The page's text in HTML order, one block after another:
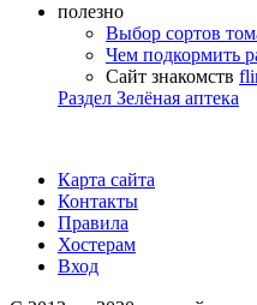
полезно
Выбор сортов
Чем подкормить
Сайт знакомств
Раздел Зелёная аптека
Карта сайта
Контакты
Правила
Хостерам
Вход